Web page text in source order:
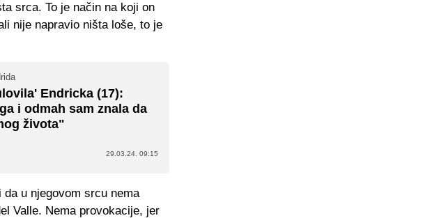
srca. To je način na koji on
nije napravio ništa loše, to je
Endricka (17):
i odmah sam znala da
života"
29.03.24. 09:15
u njegovom srcu nema
Valle. Nema provokacije, jer